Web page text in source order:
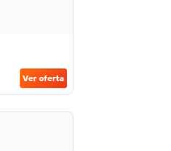
Ver oferta